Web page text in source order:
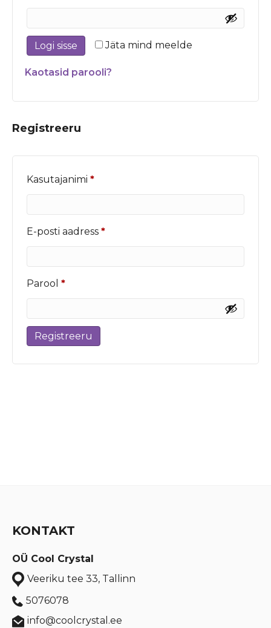
Jäta mind meelde
Logi sisse
Kaotasid parooli?
Registreeru
Kasutajanimi *Nõutud
E-posti aadress *Nõutud
Parool *Nõutud
Registreeru
KONTAKT
OÜ Cool Crystal
Veeriku tee 33, Tallinn
5076078
info@coolcrystal.ee